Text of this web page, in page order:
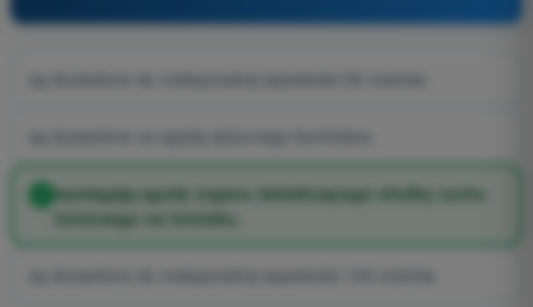
wymagają zgody organu świadczącego służby ruchu
lotniczego na lotnisku.